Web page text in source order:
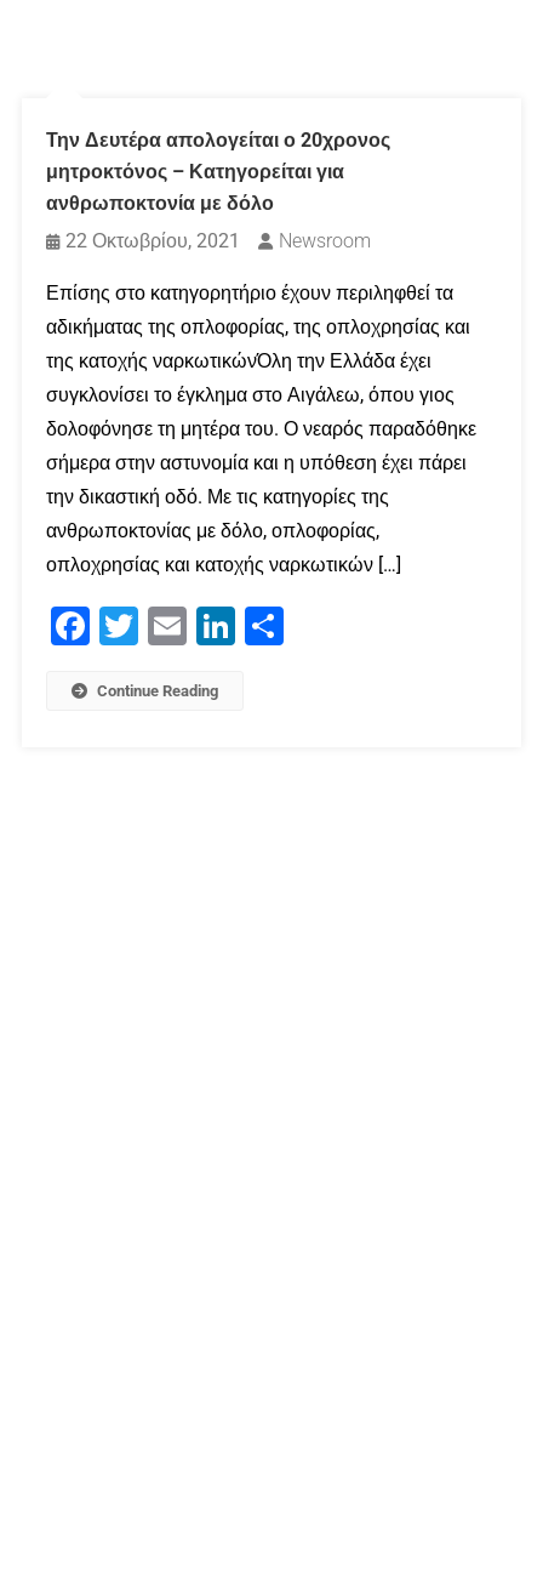
Την Δευτέρα απολογείται ο 20χρονος
μητροκτόνος – Κατηγορείται για
ανθρωποκτονία με δόλο
22 Οκτωβρίου, 2021
Newsroom
Επίσης στο κατηγορητήριο έχουν περιληφθεί τα
αδικήματας της οπλοφορίας, της οπλοχρησίας και
της κατοχής ναρκωτικώνΌλη την Ελλάδα έχει
συγκλονίσει το έγκλημα στο Αιγάλεω, όπου γιος
δολοφόνησε τη μητέρα του. Ο νεαρός παραδόθηκε
σήμερα στην αστυνομία και η υπόθεση έχει πάρει
την δικαστική οδό. Με τις κατηγορίες της
ανθρωποκτονίας με δόλο, οπλοφορίας,
οπλοχρησίας και κατοχής ναρκωτικών […]
Facebook
Twitter Email LinkedIn
Continue Reading